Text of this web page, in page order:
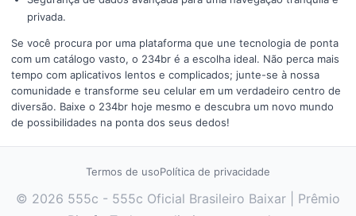
privada.
Se você procura por uma plataforma que une tecnologia de ponta
com um catálogo vasto, o 234br é a escolha ideal. Não perca mais
tempo com aplicativos lentos e complicados; junte-se à nossa
comunidade e transforme seu celular em um verdadeiro centro de
diversão. Baixe o 234br hoje mesmo e descubra um novo mundo
de possibilidades na ponta dos seus dedos!
Termos de usoPolítica de privacidade
© 2026 555c - 555c Oficial Brasileiro Baixar | Prêmio